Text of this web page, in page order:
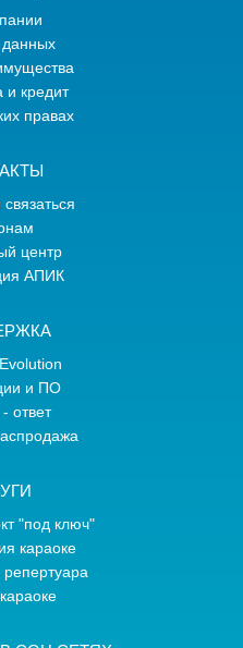
и кредит
правах
центр
АПИК
и ПО
ответ
"под ключ"
караоке